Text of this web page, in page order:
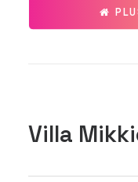
Villa